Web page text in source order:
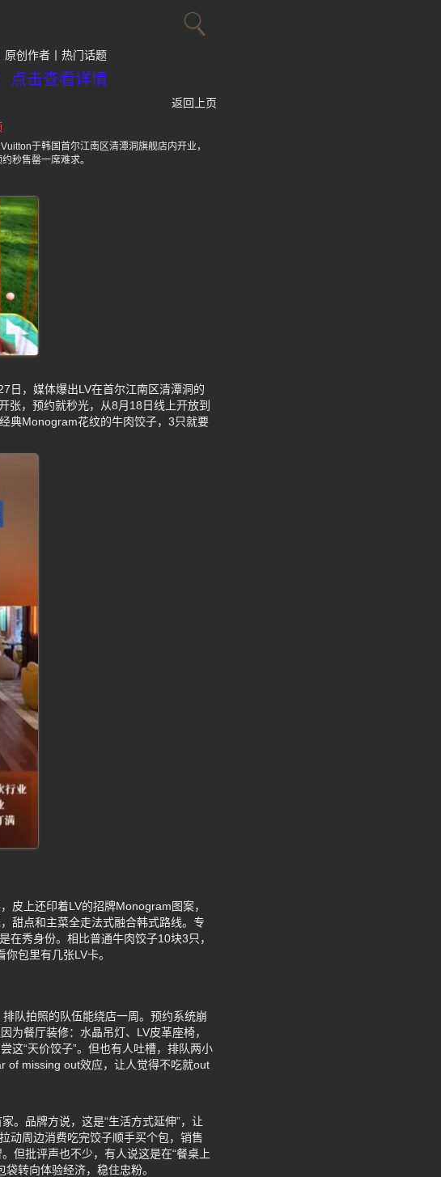
原创作者 热门话题
点击查看详情
返回上页
于韩国首尔江南区清潭洞旗舰店内开业，
秒售罄一席难求。
日，媒体爆出LV在首尔江南区清潭洞的
张，预约就秒光，从8月18日线上开放到
典Monogram花纹的牛肉饺子，3只就要
皮上还印着LV的招牌Monogram图案，
甜点和主菜全走法式融合韩式路线。专
在秀身份。相比普通牛肉饺子10块3只，
包里有几张LV卡。
队拍照的队伍能绕店一周。预约系统崩
为餐厅装修：水晶吊灯、LV皮革座椅，
这“天价饺子”。但也有人吐槽，排队两小
of missing out效应，让人觉得不吃就out
。品牌方说，这是“生活方式延伸”，让
动周边消费吃完饺子顺手买个包，销售
但批评声也不少，有人说这是在“餐桌上
转向体验经济，稳住忠粉。